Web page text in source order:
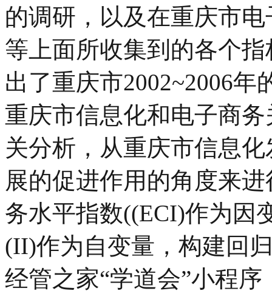
的调研，以及在重庆市
等上面所收集到的各个
出了重庆市2002~2006
重庆市信息化和电子商
关分析，从重庆市信息
展的促进作用的角度来
务水平指数((ECI)作为因
(II)作为自变量，构建回
经管之家“学道会”小程序